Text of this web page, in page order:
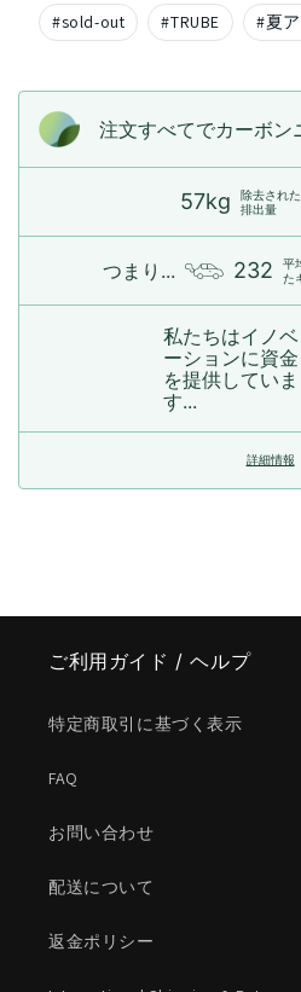
#sold-out #TRUBE #夏
注文すべてでカーボン
57kg
除去され
排出量
つまり... 232
平
た
私たちはイノベ
ーションに資金
を提供していま
す...
詳細情報
ご利用ガイド / ヘルプ
特定商取引に基づく表示
FAQ
お問い合わせ
配送について
返金ポリシー